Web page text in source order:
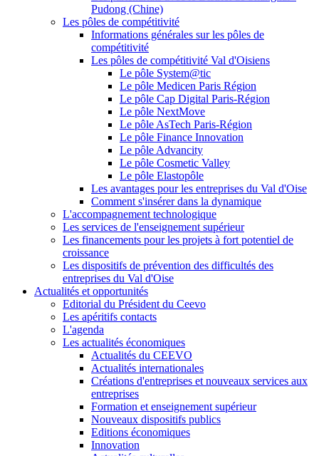
Pudong (Chine)
Les pôles de compétitivité
Informations générales sur les pôles de
compétitivité
Les pôles de compétitivité Val d'Oisiens
Le pôle System@tic
Le pôle Medicen Paris Région
Le pôle Cap Digital Paris-Région
Le pôle NextMove
Le pôle AsTech Paris-Région
Le pôle Finance Innovation
Le pôle Advancity
Le pôle Cosmetic Valley
Le pôle Elastopôle
Les avantages pour les entreprises du Val d'Oise
Comment s'insérer dans la dynamique
L'accompagnement technologique
Les services de l'enseignement supérieur
Les financements pour les projets à fort potentiel de
croissance
Les dispositifs de prévention des difficultés des
entreprises du Val d'Oise
Actualités et opportunités
Editorial du Président du Ceevo
Les apéritifs contacts
L'agenda
Les actualités économiques
Actualités du CEEVO
Actualités internationales
Créations d'entreprises et nouveaux services aux
entreprises
Formation et enseignement supérieur
Nouveaux dispositifs publics
Editions économiques
Innovation